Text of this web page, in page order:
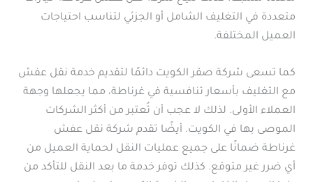
متعددة في التغليف الشامل أو الجزئي لتناسب احتياجات
العميل المختلفة.
كما تسعى شركة صقر الكويت دائمًا لتقديم خدمة نقل عفش
مع التغليف بأسعار تنافسية في غرناطة، مما يجعلها وجهة
العملاء الأولى. لذلك لا عجب أن تُعتبر من أكثر الشركات
الموصى بها في الكويت. أيضًا تقدم شركة نقل عفش
غرناطة ضمانًا على جميع عمليات النقل لحماية العميل من
أي ضرر غير متوقع. كذلك توفر خدمة ما بعد النقل للتأكد من